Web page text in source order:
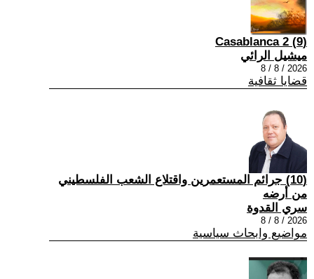
(9) Casablanca 2
ميشيل الرائي
2026 / 8 / 8
قضايا ثقافية
(10) جرائم المستعمرين واقتلاع الشعب الفلسطيني
من أرضه
سري القدوة
2026 / 8 / 8
مواضيع وابحاث سياسية